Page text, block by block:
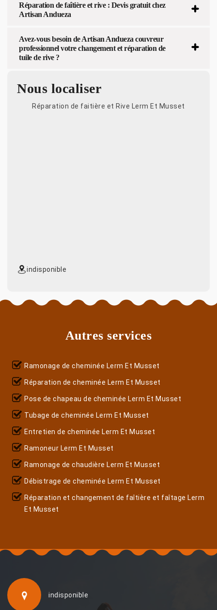
Réparation de faîtière et rive : Devis gratuit chez
Artisan Andueza
Avez-vous besoin de Artisan Andueza couvreur
professionnel votre changement et réparation de
tuile de rive ?
Nous localiser
Réparation de faitière et Rive Lerm Et Musset
indisponible
Autres services
Ramonage de cheminée Lerm Et Musset
Réparation de cheminée Lerm Et Musset
Pose de chapeau de cheminée Lerm Et Musset
Tubage de cheminée Lerm Et Musset
Entretien de cheminée Lerm Et Musset
Ramoneur Lerm Et Musset
Ramonage de chaudière Lerm Et Musset
Débistrage de cheminée Lerm Et Musset
Réparation et changement de faîtière et faîtage Lerm
Et Musset
indisponible